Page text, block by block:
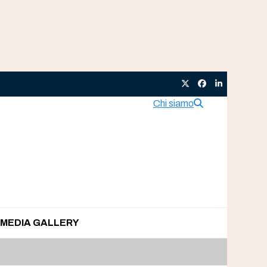
TwitterFacebook
LinkedIn
Chi siamo
MEDIA GALLERY